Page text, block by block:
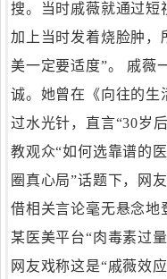
搜。当时戚薇就通过短
加上当时发着烧脸肿，
美一定要适度”。 戚薇
诚。她曾在《向往的生
过水光针，直言“30岁
教观众“如何选靠谱的
圈真心局”话题下，网
借相关言论毫无悬念地
某医美平台“肉毒素过
网友戏称这是“戚薇效应